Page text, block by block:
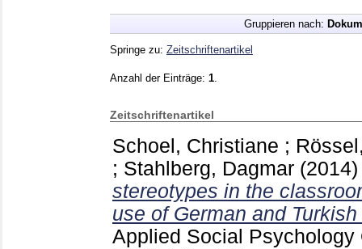
Gruppieren nach:
Springe zu: Zeitschriftenartikel
Anzahl der Einträge: 1
Zeitschriftenartikel
Schoel, Christiane ;
; Stahlberg, Dagmar
stereotypes in the
use of German and
Applied Social